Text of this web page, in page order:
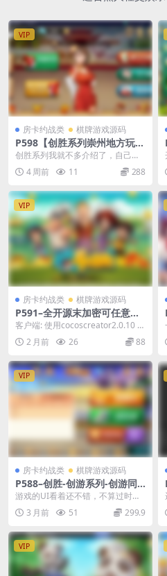
VIP
房卡约战类 棋牌游戏源码
P598【创胜系列崇州地方玩法
断勾卡麻将】完整服务器组件
+双端APP+授权机+通用视频
教程
创胜系列我就不多介绍了，自己看
下面的图，网狐的内核，纯房卡游
戏，游戏有长牌斗十四...
4 周前 11 288
VIP
房卡约战类 棋牌游戏源码
P591–全开源末加密可任意二
开node.js+cocoscreator斗
地主游戏
客户端: 使用cocoscreator2.0.10 服
务器:node.js 数据...
2 月前 26 88
VIP
房卡约战类 棋牌游戏源码
P588–创胜-创游系列-创游同
盟会稀有精品带授权机版+大
联盟+俱乐部+搭建教程+环境
工具齐全+双端
游戏的UI看着还不错，不算过时，
子游戏也还可以，系统功能也很齐
全。大联盟里面这个...
3 月前 51 299.9
VIP